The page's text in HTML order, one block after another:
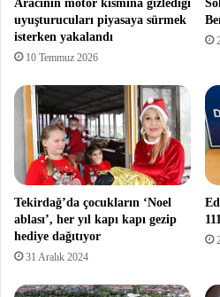
Aracının motor kısmına gizlediği
uyuşturucuları piyasaya sürmek
isterken yakalandı
10 Temmuz 2026
Tekirdağ’da çocukların ‘Noel
ablası’, her yıl kapı kapı gezip
hediye dağıtıyor
31 Aralık 2024